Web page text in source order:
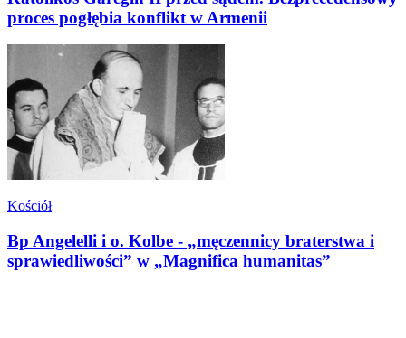
proces pogłębia konflikt w Armenii
Kościół
Bp Angelelli i o. Kolbe - „męczennicy braterstwa i
sprawiedliwości” w „Magnifica humanitas”